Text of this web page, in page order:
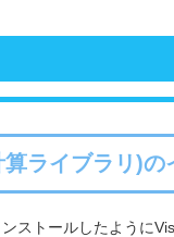
ライブラリ)の
ストールしたように